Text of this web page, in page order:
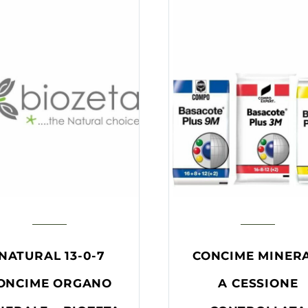
13-0-7
ORGANO
CONCIME
A CESSIONE